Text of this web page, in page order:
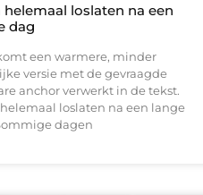
helemaal loslaten na een
dag
een warmere, minder
versie met de gevraagde
anchor verwerkt in de tekst.
loslaten na een lange
dagen